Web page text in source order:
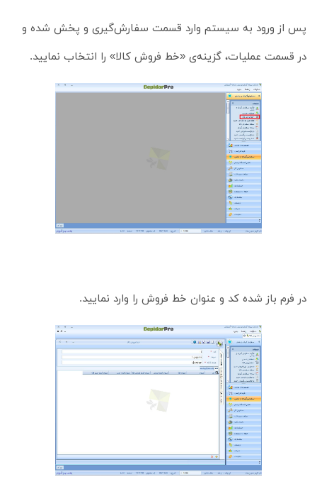
پس از ورود به سیستم وارد قسمت سفارش‌گیری و پخش شده و
در قسمت عملیات، گزینه‌ی «خط فروش کالا» را انتخاب نمایید.
در فرم باز شده کد و عنوان خط فروش را وارد نمایید.